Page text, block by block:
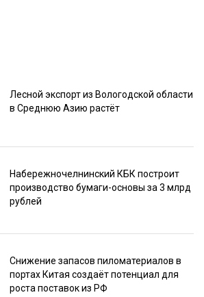
Лесной экспорт из Вологодской области
в Среднюю Азию растёт
Набережночелнинский КБК построит
производство бумаги-основы за 3 млрд
рублей
Снижение запасов пиломатериалов в
портах Китая создаёт потенциал для
роста поставок из РФ